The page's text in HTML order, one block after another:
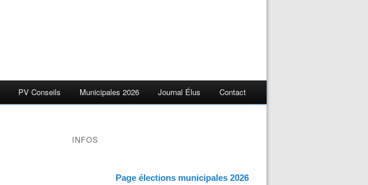
PV Conseils Municipales 2026 Journal Élus Contact
INFOS
Page élections municipales 2026